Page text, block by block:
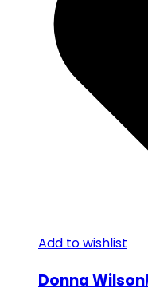
Add to wishlist
Donna Wilson